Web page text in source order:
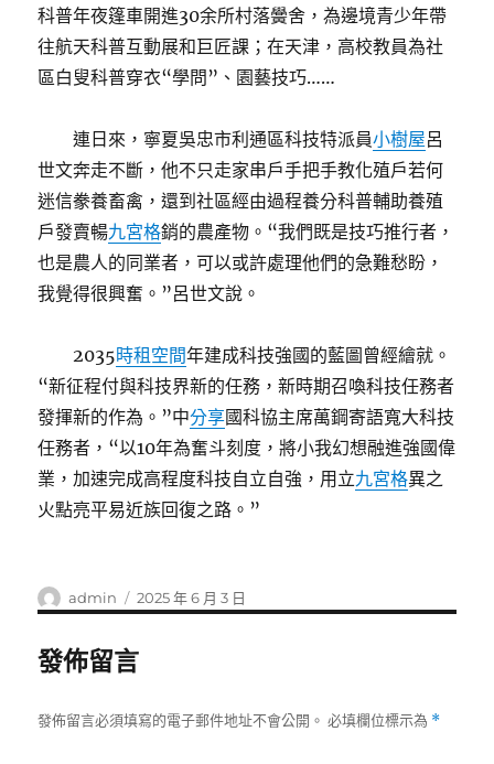
科普年夜篷車開進30余所村落黌舍，為邊境青少年帶
往航天科普互動展和巨匠課；在天津，高校教員為社
區白叟科普穿衣“學問”、園藝技巧……
連日來，寧夏吳忠市利通區科技特派員小樹屋呂
世文奔走不斷，他不只走家串戶手把手教化殖戶若何
迷信豢養畜禽，還到社區經由過程養分科普輔助養殖
戶發賣暢九宮格銷的農產物。“我們既是技巧推行者，
也是農人的同業者，可以或許處理他們的急難愁盼，
我覺得很興奮。”呂世文說。
2035時租空間年建成科技強國的藍圖曾經繪就。
“新征程付與科技界新的任務，新時期召喚科技任務者
發揮新的作為。”中分享國科協主席萬鋼寄語寬大科技
任務者，“以10年為奮斗刻度，將小我幻想融進強國偉
業，加速完成高程度科技自立自強，用立九宮格異之
火點亮平易近族回復之路。”
作
者
admin
發
佈
2025 年 6 月 3 日
發佈留言
發佈留言必須填寫的電子郵件地址不會公開。 必填欄位標示為 *